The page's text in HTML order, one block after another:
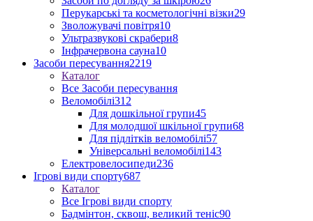
Перукарські та косметологічні візки29
Зволожувачі повітря10
Ультразвукові скрабери8
Інфрачервона сауна10
Засоби пересування2219
Каталог
Все Засоби пересування
Веломобілі312
Для дошкільної групи45
Для молодшої шкільної групи68
Для підлітків веломобілі57
Універсальні веломобілі143
Електровелосипеди236
Ігрові види спорту687
Каталог
Все Ігрові види спорту
Бадмінтон, сквош, великий теніс90